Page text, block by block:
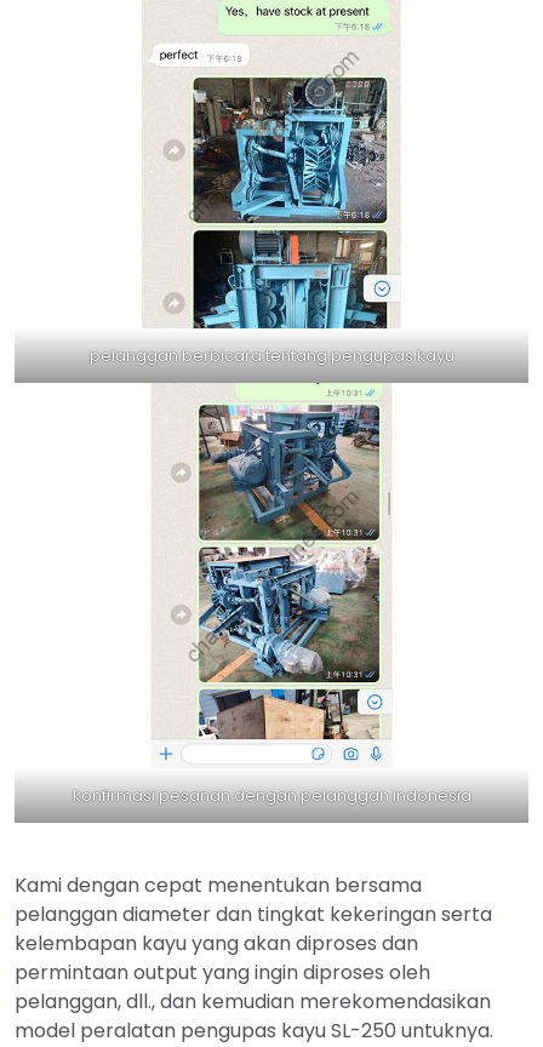
pelanggan berbicara tentang pengupas kayu
konfirmasi pesanan dengan pelanggan indonesia
Kami dengan cepat menentukan bersama
pelanggan diameter dan tingkat kekeringan serta
kelembapan kayu yang akan diproses dan
permintaan output yang ingin diproses oleh
pelanggan, dll., dan kemudian merekomendasikan
model peralatan pengupas kayu SL-250 untuknya.